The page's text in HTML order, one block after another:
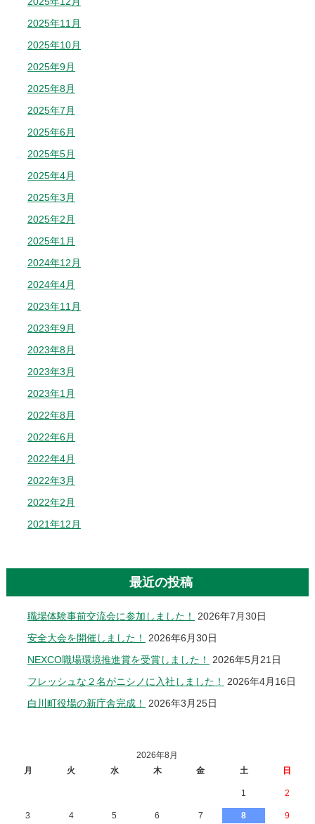
2025年11月
2025年10月
2025年9月
2025年8月
2025年7月
2025年6月
2025年5月
2025年4月
2025年3月
2025年2月
2025年1月
2024年12月
2024年4月
2023年11月
2023年9月
2023年8月
2023年3月
2023年1月
2022年8月
2022年6月
2022年4月
2022年3月
2022年2月
2021年12月
最近の投稿
職場体験事前交流会に参加しました！
2026年7月30日
安全大会を開催しました！
2026年6月30日
NEXCO職場環境推進賞を受賞しました！
2026年5月21日
フレッシュな２名がニシノに入社しました！
2026年4月16日
白川町役場の新庁舎完成！
2026年3月25日
2026年8月
月
火 水 木 金 土 日
1 2
3 4 5 6 7 8 9